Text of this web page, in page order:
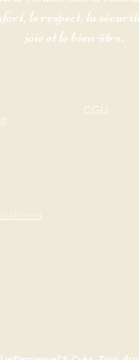
le respect, la
joie et le bien-être.
CGU